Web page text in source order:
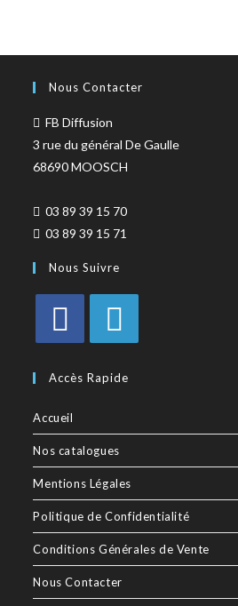
Nous Contacter
FB Diffusion
3 rue du général De Gaulle
68690 MOOSCH
03 89 39 15 70
03 89 39 15 71
Nous Suivre
Accès Rapide
Accueil
Nos catalogues
Mentions Légales
Politique de Confidentialité
Conditions Générales de Vente
Nous Contacter